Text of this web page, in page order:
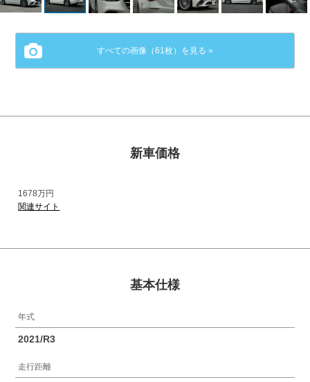
すべての画像（61枚）を見る »
新車価格
1678万円
関連サイト
基本仕様
年式
2021/R3
走行距離